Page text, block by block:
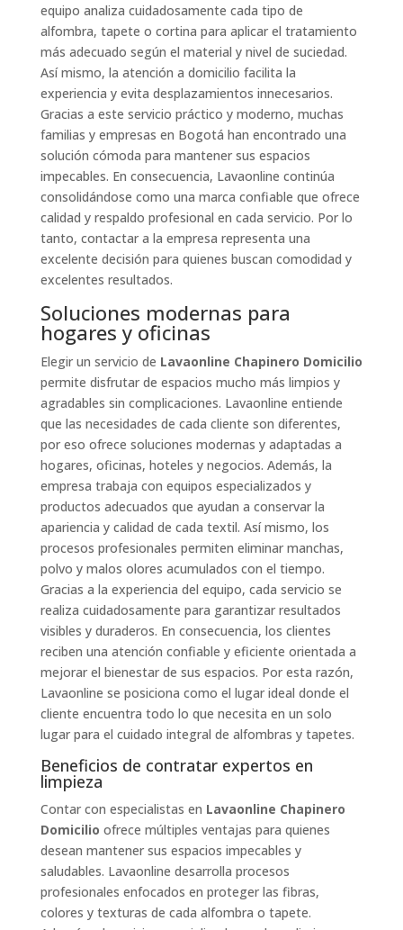
equipo analiza cuidadosamente cada tipo de
alfombra, tapete o cortina para aplicar el tratamiento
más adecuado según el material y nivel de suciedad.
Así mismo, la atención a domicilio facilita la
experiencia y evita desplazamientos innecesarios.
Gracias a este servicio práctico y moderno, muchas
familias y empresas en Bogotá han encontrado una
solución cómoda para mantener sus espacios
impecables. En consecuencia, Lavaonline continúa
consolidándose como una marca confiable que ofrece
calidad y respaldo profesional en cada servicio. Por lo
tanto, contactar a la empresa representa una
excelente decisión para quienes buscan comodidad y
excelentes resultados.
Soluciones modernas para
hogares y oficinas
Elegir un servicio de Lavaonline Chapinero Domicilio
permite disfrutar de espacios mucho más limpios y
agradables sin complicaciones. Lavaonline entiende
que las necesidades de cada cliente son diferentes,
por eso ofrece soluciones modernas y adaptadas a
hogares, oficinas, hoteles y negocios. Además, la
empresa trabaja con equipos especializados y
productos adecuados que ayudan a conservar la
apariencia y calidad de cada textil. Así mismo, los
procesos profesionales permiten eliminar manchas,
polvo y malos olores acumulados con el tiempo.
Gracias a la experiencia del equipo, cada servicio se
realiza cuidadosamente para garantizar resultados
visibles y duraderos. En consecuencia, los clientes
reciben una atención confiable y eficiente orientada a
mejorar el bienestar de sus espacios. Por esta razón,
Lavaonline se posiciona como el lugar ideal donde el
cliente encuentra todo lo que necesita en un solo
lugar para el cuidado integral de alfombras y tapetes.
Beneficios de contratar expertos en
limpieza
Contar con especialistas en Lavaonline Chapinero
Domicilio ofrece múltiples ventajas para quienes
desean mantener sus espacios impecables y
saludables. Lavaonline desarrolla procesos
profesionales enfocados en proteger las fibras,
colores y texturas de cada alfombra o tapete.